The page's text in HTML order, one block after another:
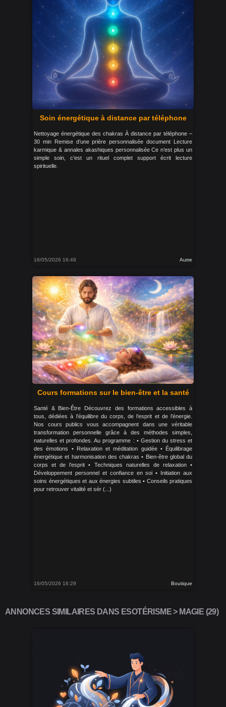
Soin énergétique à distance par téléphone
Nettoyage énergétique des chakras À distance par téléphone –
30 min Remise d’une prière personnalisée document Lecture
karmique & annales akashiques personnalisée Ce n’est plus un
simple soin, c’est un rituel complet support écrit lecture
spirituelle.
16/05/2026 16:49 Autre
Cours formations sur le bien-être et la santé
Santé & Bien-Être Découvrez des formations accessibles à
tous, dédiées à l’équilibre du corps, de l’esprit et de l’énergie.
Nos cours publics vous accompagnent dans une véritable
transformation personnelle grâce à des méthodes simples,
naturelles et profondes. Au programme : • Gestion du stress et
des émotions • Relaxation et méditation guidée • Équilibrage
énergétique et harmonisation des chakras • Bien-être global du
corps et de l’esprit • Techniques naturelles de relaxation •
Développement personnel et confiance en soi • Initiation aux
soins énergétiques et aux énergies subtiles • Conseils pratiques
pour retrouver vitalité et sér (...)
16/05/2026 16:29 Boutique
ANNONCES SIMILAIRES DANS ESOTÉRISME > MAGIE (29)